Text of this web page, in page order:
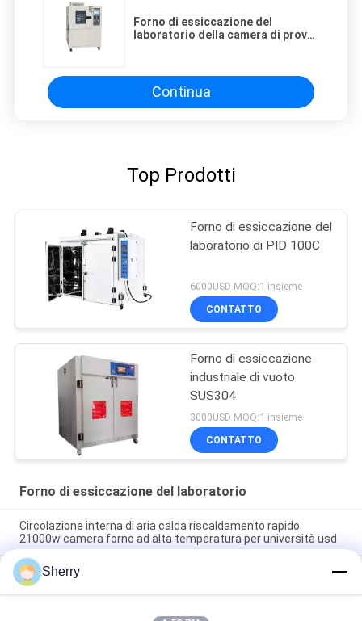
Forno di essiccazione del
laboratorio della camera di prova
macchina della prova
dell'ambiente
Continua
Top Prodotti
Forno di essiccazione del
laboratorio di PID 100C
6000USD MOQ:1 insieme
CONTATTO
Forno di essiccazione
industriale di vuoto
SUS304
3000USD MOQ:1 insieme
CONTATTO
Forno di essiccazione del laboratorio
Circolazione interna di aria calda riscaldamento rapido
21000w camera forno ad alta temperatura per università usd
Forno per muffle di laboratorio 300 gradi Alta temperatura
Forno elettrico industriale
B-ZW Forno di asciugatura in laboratorio Macchina per la
Sherry